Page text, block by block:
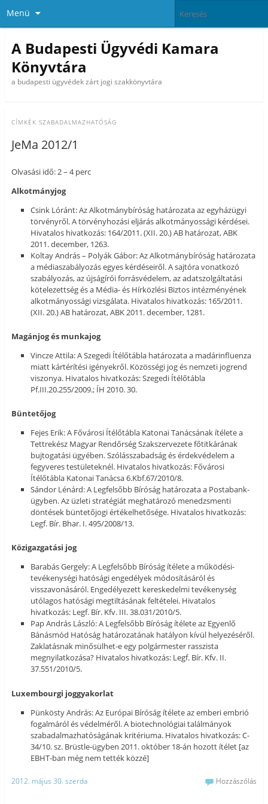
Menü
A Budapesti Ügyvédi Kamara
Könyvtára
a budapesti ügyvédek zárt jogi szakkönyvtára
CÍMKÉK SZABADALMAZHATÓSÁG
JeMa 2012/1
Olvasási idő: 2 – 4 perc
Alkotmányjog
Csink Lóránt: Az Alkotmánybíróság határozata az egyházügyi
törvényről. A törvényhozási eljárás alkotmányossági kérdései.
Hivatalos hivatkozás: 164/2011. (XII. 20.) AB határozat, ABK
2011. december, 1263.
Koltay András – Polyák Gábor: Az Alkotmánybíróság határozata
a médiaszabályozás egyes kérdéseiről. A sajtóra vonatkozó
szabályozás, az újságírói forrásvédelem, az adatszolgáltatási
kötelezettség és a Média- és Hírközlési Biztos intézményének
alkotmányossági vizsgálata. Hivatalos hivatkozás: 165/2011.
(XII. 20.) AB határozat, ABK 2011. december, 1281.
Magánjog és munkajog
Vincze Attila: A Szegedi Ítélőtábla határozata a madárinfluenza
miatt kártérítési igényekről. Közösségi jog és nemzeti jogrend
viszonya. Hivatalos hivatkozás: Szegedi Ítélőtábla
Pf.III.20.255/2009.; ÍH 2010. 30.
Büntetőjog
Fejes Erik: A Fővárosi Ítélőtábla Katonai Tanácsának ítélete a
Tettrekész Magyar Rendőrség Szakszervezete főtitkárának
bujtogatási ügyében. Szólásszabadság és érdekvédelem a
fegyveres testületeknél. Hivatalos hivatkozás: Fővárosi
Ítélőtábla Katonai Tanácsa 6.Kbf.67/2010/8.
Sándor Lénárd: A Legfelsőbb Bíróság határozata a Postabank-
ügyben. Az üzleti stratégiát meghatározó menedzsmenti
döntések büntetőjogi értékelhetősége. Hivatalos hivatkozás:
Legf. Bír. Bhar. I. 495/2008/13.
Közigazgatási jog
Barabás Gergely: A Legfelsőbb Bíróság ítélete a működési-
tevékenységi hatósági engedélyek módosításáról és
visszavonásáról. Engedélyezett kereskedelmi tevékenység
utólagos hatósági megtiltásának feltételei. Hivatalos
hivatkozás: Legf. Bír. Kfv. III. 38.031/2010/5.
Pap András László: A Legfelsőbb Bíróság ítélete az Egyenlő
Bánásmód Hatóság határozatának hatályon kívül helyezéséről.
Zaklatásnak minősülhet-e egy polgármester rasszista
megnyilatkozása? Hivatalos hivatkozás: Legf. Bír. Kfv. II.
37.551/2010/5.
Luxembourgi joggyakorlat
Pünkösty András: Az Európai Bíróság ítélete az emberi embrió
fogalmáról és védelméről. A biotechnológiai találmányok
szabadalmazhatóságának kritériuma. Hivatalos hivatkozás: C-
34/10. sz. Brüstle-ügyben 2011. október 18-án hozott ítélet [az
EBHT-ban még nem tették közzé]
2012. május 30. szerda Hozzászólás